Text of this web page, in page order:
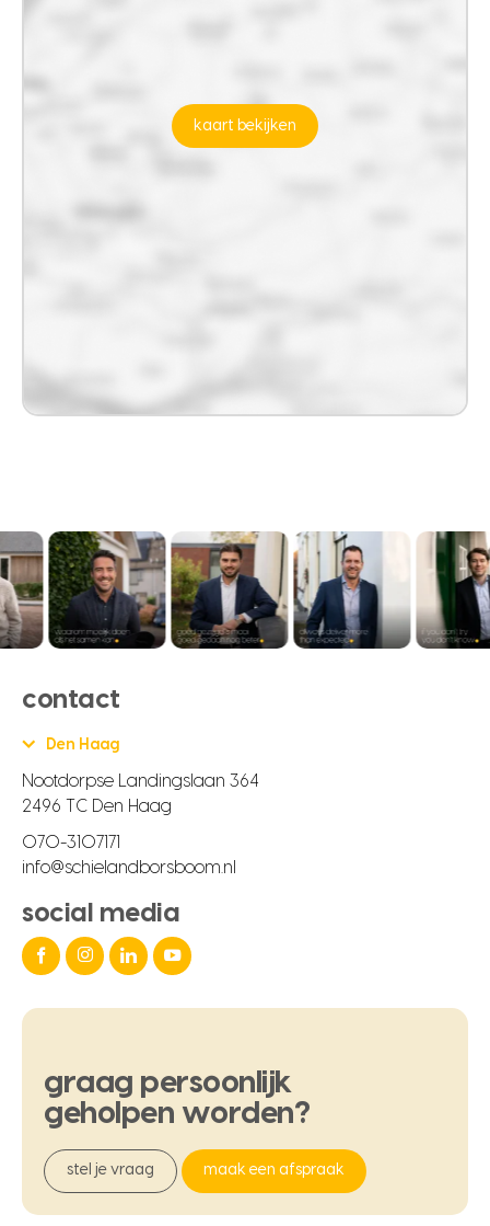
kaart bekijken
contact
Den Haag
Nootdorpse Landingslaan 364
2496 TC Den Haag
070-3107171
info@schielandborsboom.nl
social media
graag persoonlijk
geholpen worden?
stel je vraag maak een afspraak